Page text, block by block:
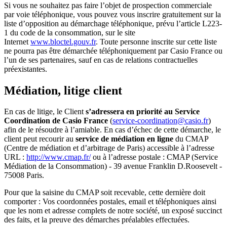
Si vous ne souhaitez pas faire l’objet de prospection commerciale
par voie téléphonique, vous pouvez vous inscrire gratuitement sur la
liste d’opposition au démarchage téléphonique, prévu l’article L223-
1 du code de la consommation, sur le site
Internet www.bloctel.gouv.fr. Toute personne inscrite sur cette liste
ne pourra pas être démarchée téléphoniquement par Casio France ou
l’un de ses partenaires, sauf en cas de relations contractuelles
préexistantes.
Médiation, litige client
En cas de litige, le Clients’adressera en priorité au Service
Coordination de Casio France (service-coordination@casio.fr)
afin de le résoudre à l’amiable. En cas d’échec de cette démarche, le
client peut recourir au service de médiation en ligne du CMAP
(Centre de médiation et d’arbitrage de Paris) accessible à l’adresse
URL : http://www.cmap.fr/ou à l’adresse postale : CMAP (Service
Médiation de la Consommation) - 39 avenue Franklin D.Roosevelt -
75008 Paris.
Pour que la saisine du CMAP soit recevable, cette dernière doit
comporter : Vos coordonnées postales, email et téléphoniques ainsi
que les nom et adresse complets de notre société, un exposé succinct
des faits, et la preuve des démarches préalables effectuées.